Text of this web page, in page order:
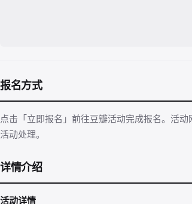
报名方式
点击「立即报名」前往豆瓣活动完成报名。活
活动处理。
详情介绍
活动详情